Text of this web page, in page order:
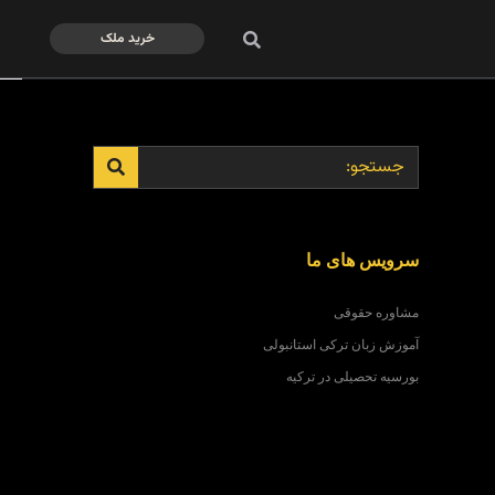
خرید ملک
سرویس های ما
مشاوره حقوقی
آموزش زبان ترکی استانبولی
بورسیه تحصیلی در ترکیه